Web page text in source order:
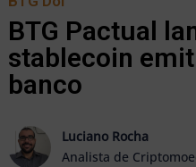
BTG Pactual
stablecoin
banco
Luciano Rocha
Analista de